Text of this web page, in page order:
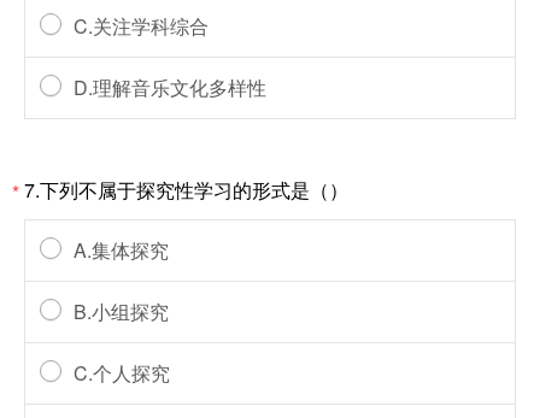
C.关注学科综合
D.理解音乐文化多样性
*7.下列不属于探究性学习的形式是（）
A.集体探究
B.小组探究
C.个人探究